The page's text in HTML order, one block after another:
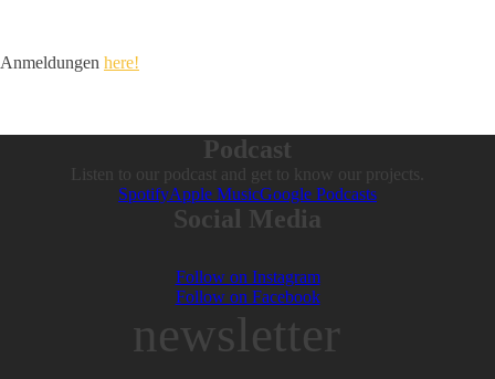
Anmeldungen here!
Podcast
Listen to our podcast and get to know our projects.
SpotifyApple MusicGoogle Podcasts
Social Media
Follow on Instagram
Follow on Facebook
newsletter